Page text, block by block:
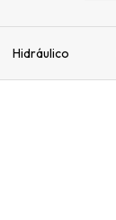
Hidráulico